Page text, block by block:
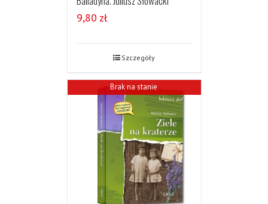
9,80 zł
Szczegóły
Brak na stanie